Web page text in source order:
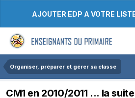
AJOUTER EDP A VOTRE
Organiser, préparer et gérer sa classe
CM1 en 2010/2011 ... la suite